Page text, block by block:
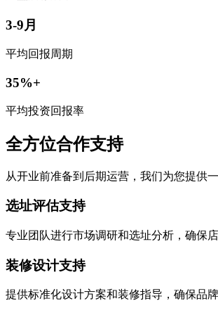
3-9月
平均回报周期
35%+
平均投资回报率
全方位合作支持
从开业前准备到后期运营，我们为您提供
选址评估支持
专业团队进行市场调研和选址分析，确保
装修设计支持
提供标准化设计方案和装修指导，确保品